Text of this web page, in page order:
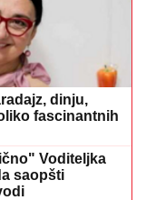
dinju,
fascinantnih
Voditeljka
saopšti